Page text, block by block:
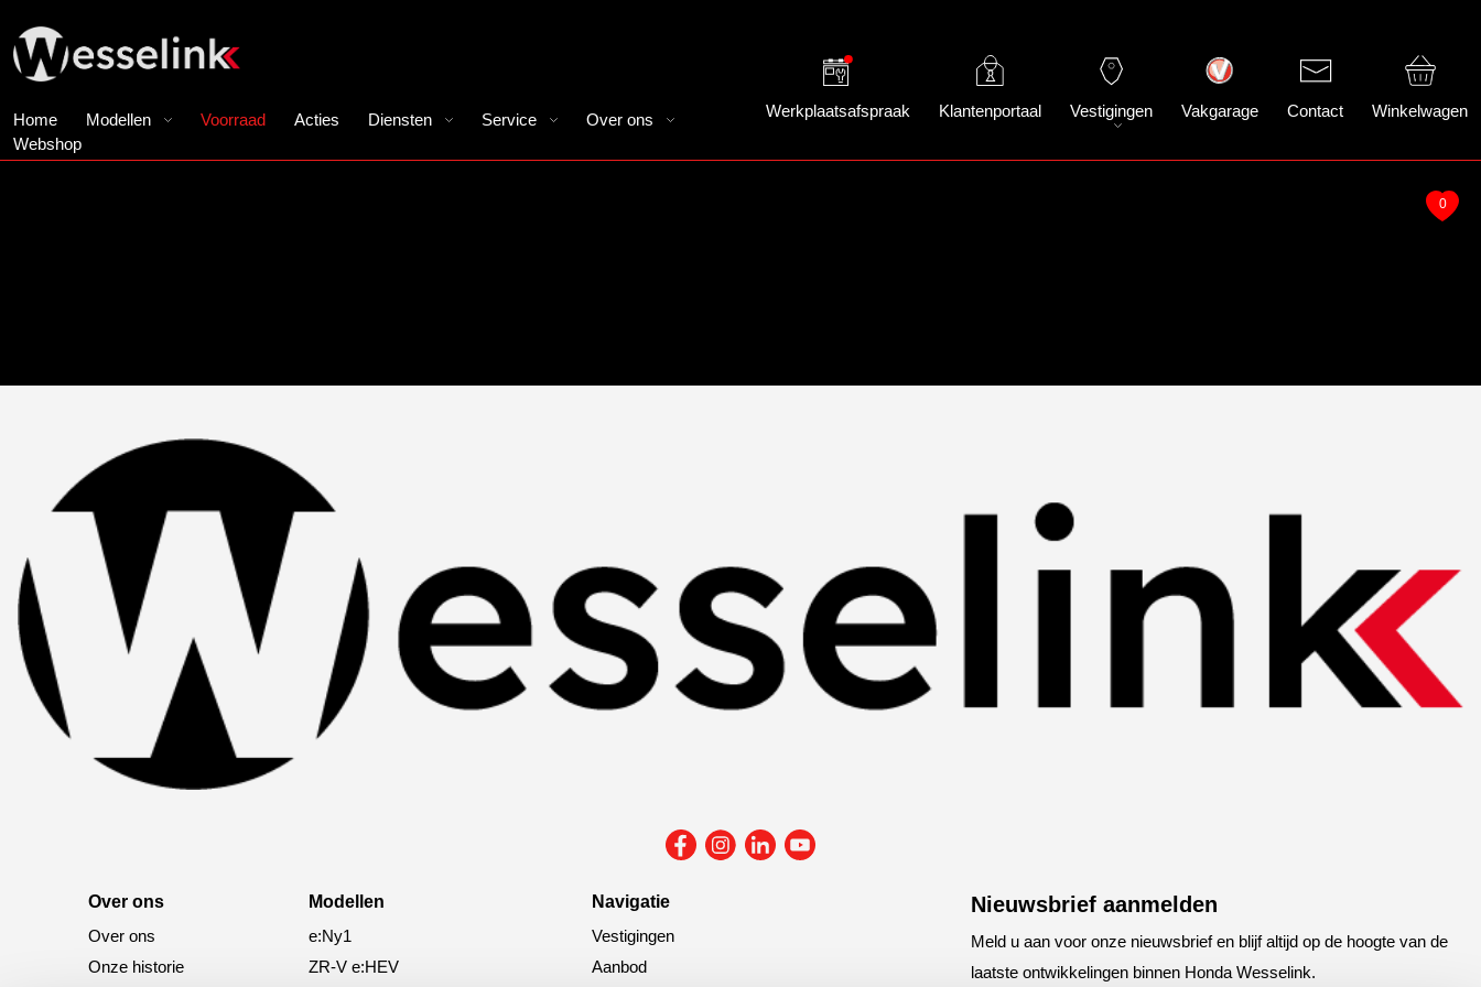
Home Modellen Voorraad Acties Diensten Service
Over ons
Webshop
Werkplaatsafspraak Klantenportaal Vestigingen Vakgarage Contact Winkelwagen
0
Over ons
Over ons
Onze historie
Modellen
e:Ny1
ZR-V e:HEV
Navigatie
Vestigingen
Aanbod
Nieuwsbrief aanmelden
Meld u aan voor onze nieuwsbrief en blijf altijd op de hoogte van de
laatste ontwikkelingen binnen Honda Wesselink.